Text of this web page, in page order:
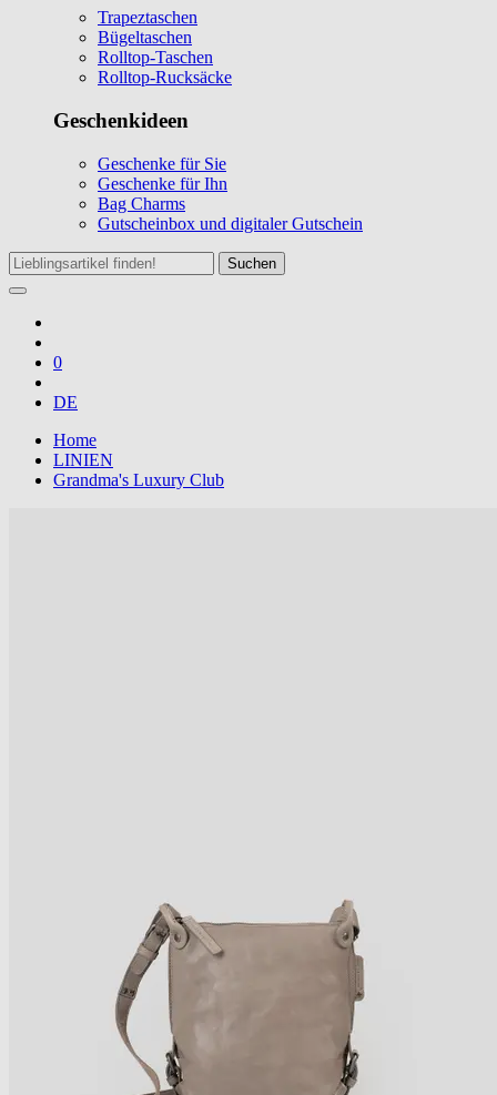
Trapeztaschen
Bügeltaschen
Rolltop-Taschen
Rolltop-Rucksäcke
Geschenkideen
Geschenke für Sie
Geschenke für Ihn
Bag Charms
Gutscheinbox und digitaler Gutschein
Suchen
0
DE
Home
LINIEN
Grandma's Luxury Club